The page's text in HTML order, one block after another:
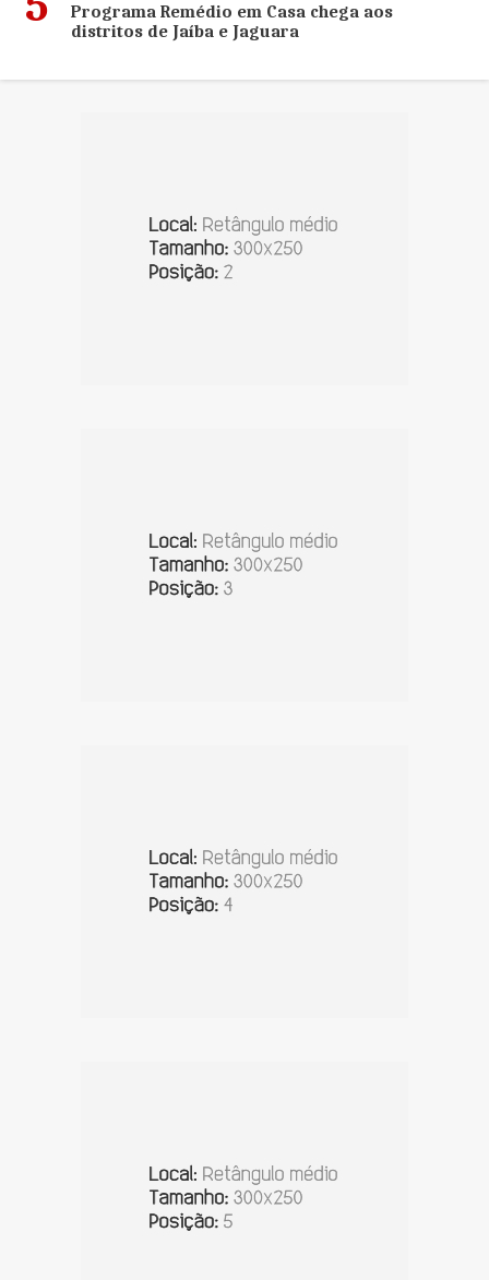
Programa Remédio em Casa chega aos
distritos de Jaíba e Jaguara